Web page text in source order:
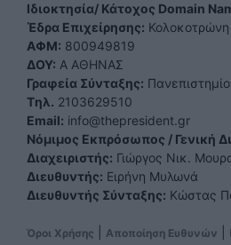
Ιδιοκτησία/ Κάτοχος Domain
Έδρα Επιχείρησης:
ΑΦΜ: 800949819
ΔΟΥ: Α ΑΘΗΝΑΣ
Γραφεία Σύνταξης:
Tηλ. 2103629510
Email: info@thepresident.gr
Νόμιμος Εκπρόσωπος / Γενική
Διαχειριστής: Γιώργος Νικ.
Διευθυντής: Ειρήνη Μυλωνά
Διευθυντής Σύνταξης: Κώστας
Όροι Χρήσης Αποποίηση Ευθυνών